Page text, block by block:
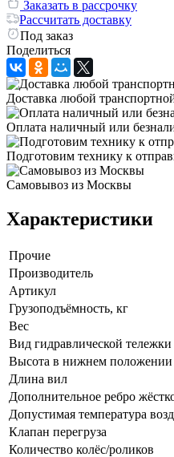
Заказать в рассрочку
Рассчитать доставку
Под заказ
Поделиться
Доставка любой
Оплата наличный или
Подготовим технику к
Самовывоз из Москвы
Характеристики
Прочие
Производитель
Артикул
Грузоподъёмность, кг
Вес
Вид гидравлической тележки
Высота в нижнем положении
Длина вил
Дополнительное ребро
Допустимая температура
Клапан перегруза
Количество колёс/роликов